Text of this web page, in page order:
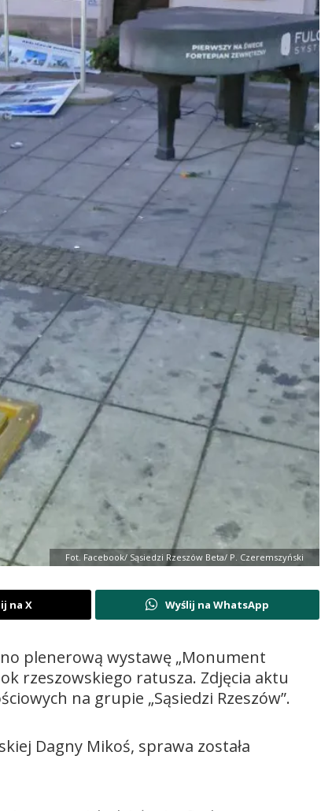
Fot. Facebook/ Sąsiedzi Rzeszów Beta/ P. Czeremszyński
na X Wyślij na WhatsApp
plenerową wystawę „Monument
rzeszowskiego ratusza. Zdjęcia aktu
na grupie „Sąsiedzi Rzeszów”.
Dagny Mikoś, sprawa została